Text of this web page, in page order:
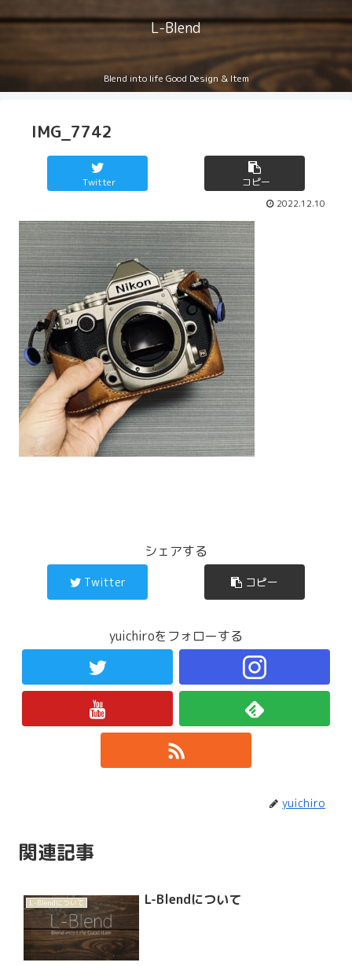
L-Blend
Blend into life Good Design & Item
IMG_7742
Twitter コピー
2022.12.10
シェアする
Twitter コピー
yuichiroをフォローする
yuichiro
関連記事
L-Blendについて L-Blendについて